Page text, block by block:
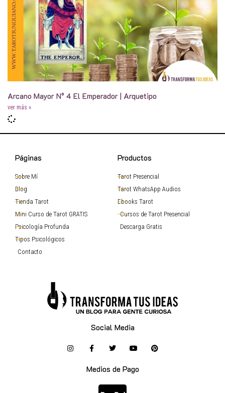
Arcano Mayor N° 4 El Emperador | Arquetipo
ver más »
Páginas
Sobre Mí
Blog
Tienda Tarot
Mini Curso de Tarot GRATIS
Psicología Profunda
Tipos Psicológicos
Contacto
Productos
Tarot Presencial
Tarot WhatsApp Audios
Ebooks Tarot
Cursos de Tarot Presencial
Descarga Gratis
Social Media
Medios de Pago